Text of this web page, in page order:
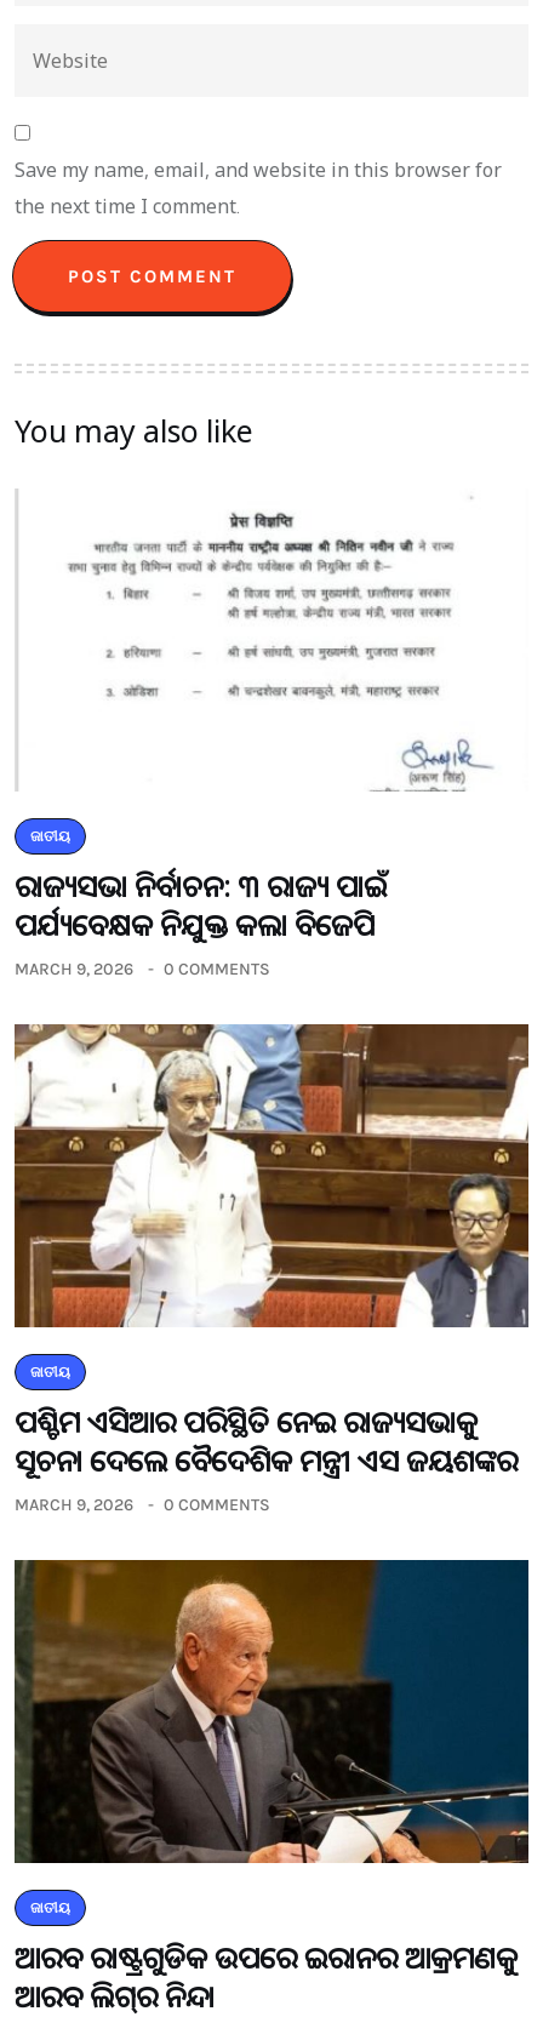
Save my name, email, and website in this browser for
the next time I comment.
You may also like
ଜାତୀୟ
ରାଜ୍ୟସଭା ନିର୍ବାଚନ: ୩ ରାଜ୍ୟ ପାଇଁ
ପର୍ଯ୍ୟବେକ୍ଷକ ନିଯୁକ୍ତ କଲା ବିଜେପି
MARCH 9, 2026 0 COMMENTS
ଜାତୀୟ
ପଶ୍ଚିମ ଏସିଆର ପରିସ୍ଥିତି ନେଇ ରାଜ୍ୟସଭାକୁ
ସୂଚନା ଦେଲେ ବୈଦେଶିକ ମନ୍ତ୍ରୀ ଏସ ଜୟଶଙ୍କର
MARCH 9, 2026 0 COMMENTS
ଜାତୀୟ
ଆରବ ରାଷ୍ଟ୍ରଗୁଡିକ ଉପରେ ଇରାନର ଆକ୍ରମଣକୁ
ଆରବ ଲିଗ୍‌ର ନିନ୍ଦା